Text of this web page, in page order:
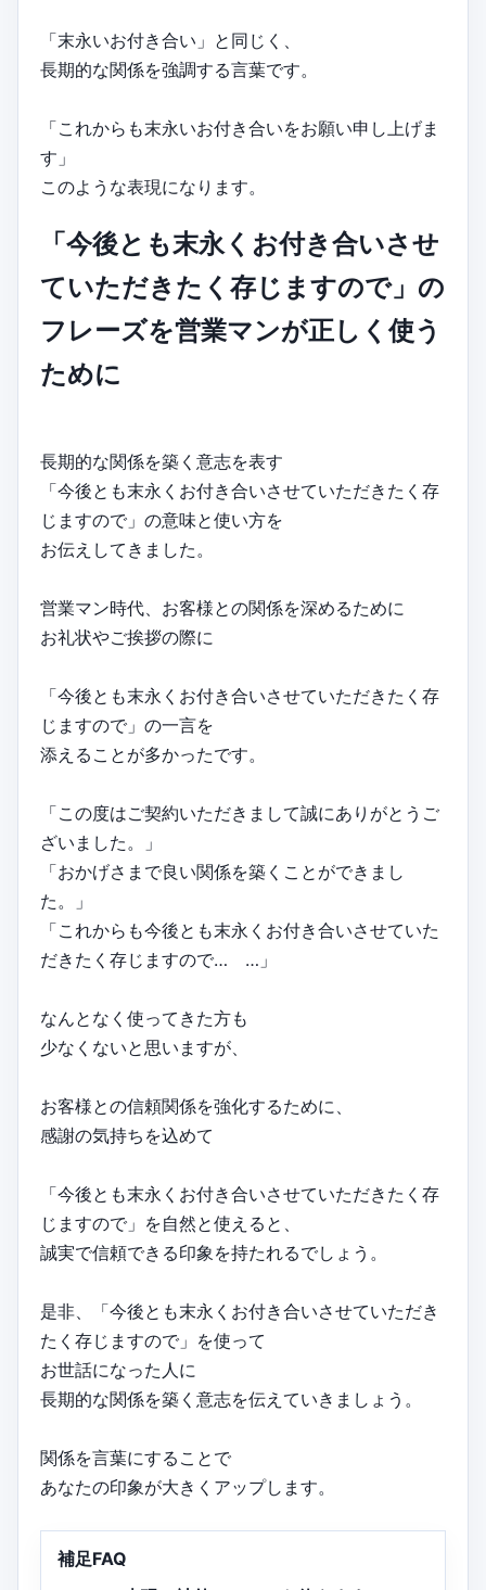
「末永いお付き合い」と同じく、
長期的な関係を強調する言葉です。
「これからも末永いお付き合いをお願い申し上げま
す」
このような表現になります。
「今後とも末永くお付き合いさせ
ていただきたく存じますので」の
フレーズを営業マンが正しく使う
ために
長期的な関係を築く意志を表す
「今後とも末永くお付き合いさせていただきたく存
じますので」の意味と使い方を
お伝えしてきました。
営業マン時代、お客様との関係を深めるために
お礼状やご挨拶の際に
「今後とも末永くお付き合いさせていただきたく存
じますので」の一言を
添えることが多かったです。
「この度はご契約いただきまして誠にありがとうご
ざいました。」
「おかげさまで良い関係を築くことができまし
た。」
「これからも今後とも末永くお付き合いさせていた
だきたく存じますので… …」
なんとなく使ってきた方も
少なくないと思いますが、
お客様との信頼関係を強化するために、
感謝の気持ちを込めて
「今後とも末永くお付き合いさせていただきたく存
じますので」を自然と使えると、
誠実で信頼できる印象を持たれるでしょう。
是非、「今後とも末永くお付き合いさせていただき
たく存じますので」を使って
お世話になった人に
長期的な関係を築く意志を伝えていきましょう。
関係を言葉にすることで
あなたの印象が大きくアップします。
補足FAQ